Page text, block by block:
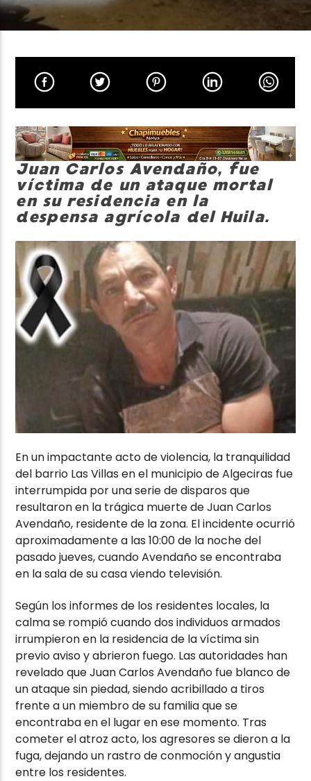
Neiva Estereo
Juan Carlos Avendaño, fue
víctima de un ataque mortal
en su residencia en la
despensa agrícola del Huila.
En un impactante acto de violencia, la tranquilidad
del barrio Las Villas en el municipio de Algeciras fue
interrumpida por una serie de disparos que
resultaron en la trágica muerte de Juan Carlos
Avendaño, residente de la zona. El incidente ocurrió
aproximadamente a las 10:00 de la noche del
pasado jueves, cuando Avendaño se encontraba
en la sala de su casa viendo televisión.
Según los informes de los residentes locales, la
calma se rompió cuando dos individuos armados
irrumpieron en la residencia de la víctima sin
previo aviso y abrieron fuego. Las autoridades han
revelado que Juan Carlos Avendaño fue blanco de
un ataque sin piedad, siendo acribillado a tiros
frente a un miembro de su familia que se
encontraba en el lugar en ese momento. Tras
cometer el atroz acto, los agresores se dieron a la
fuga, dejando un rastro de conmoción y angustia
entre los residentes.